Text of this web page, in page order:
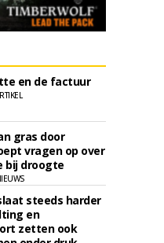
en de factuur
gras door
vragen op over
bij droogte
steeds harder
en
zetten ook